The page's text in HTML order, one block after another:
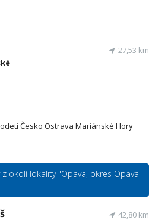
27,53 km
Česko Ostrava Mariánské Hory
okolí lokality "Opava, okres Opava"
42,80 km